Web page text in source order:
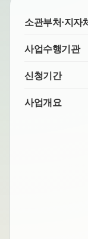
소관부처·지자체
사업수행기관
신청기간
사업개요